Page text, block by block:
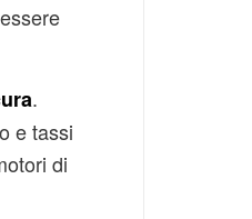
.
e tassi
di